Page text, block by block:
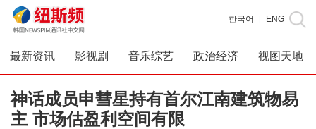
한국어 ENG
最新资讯 影视剧 音乐综艺 政治经济 视图天地
神话成员申彗星持有首尔江南建筑物易
主 市场估盈利空间有限